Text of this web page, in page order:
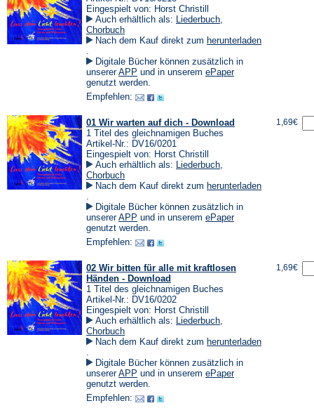
Eingespielt von: Horst Christill
Auch erhältlich als: Liederbuch,
Chorbuch
Nach dem Kauf direkt zum herunterladen
in
einem
neuen
Tab)
.
Digitale Bücher können zusätzlich in
unsererAPP (Öffnet
in
neuen
und in unserem ePaper(Öffnet
genutzt werden.
Empfehlen:
01 Wir warten auf dich - Download
1 Titel des gleichnamigen Buches
Artikel-Nr.: DV16/0201
Eingespielt von: Horst Christill
Auch erhältlich als: Liederbuch,
Chorbuch
Nach dem Kauf direkt zum herunterladen
in
einem
neuen
Tab)
.
Digitale Bücher können zusätzlich in
unsererAPP (Öffnet
in
neuen
und in unserem ePaper(Öffnet
genutzt werden.
Empfehlen:
1,69€
02 Wir bitten für alle mit kraftlosen
Händen - Download
1 Titel des gleichnamigen Buches
Artikel-Nr.: DV16/0202
Eingespielt von: Horst Christill
Auch erhältlich als: Liederbuch,
Chorbuch
Nach dem Kauf direkt zum herunterladen
in
einem
neuen
Tab)
.
Digitale Bücher können zusätzlich in
unsererAPP (Öffnet
in
neuen
und in unserem ePaper(Öffnet
genutzt werden.
Empfehlen:
1,69€